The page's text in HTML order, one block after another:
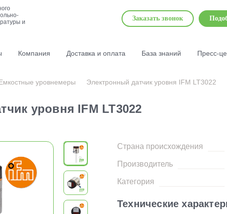
и
Заказать звонок
Компания Доставка и оплата База знаний Пресс-
уровнемеры Электронный датчик уровня IFM LT3022
уровня IFM LT3022
Страна происхождения
Производитель
Категория
Технические